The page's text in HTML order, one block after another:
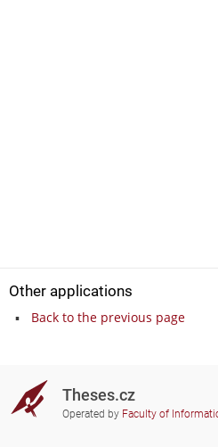
Other applications
Back to the previous page
Theses.cz
Operated by Faculty of